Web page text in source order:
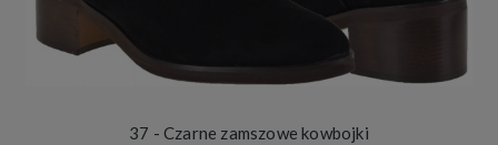
37 - Czarne zamszowe kowbojki